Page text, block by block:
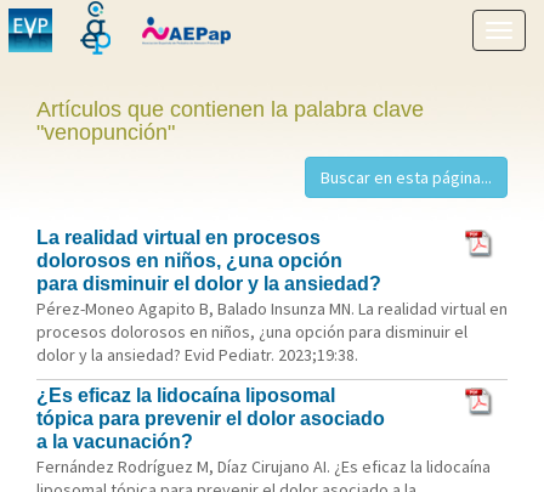
menú
Artículos que contienen la palabra clave
"venopunción"
La realidad virtual en procesos
dolorosos en niños, ¿una opción
para disminuir el dolor y la ansiedad?
Pérez-Moneo Agapito B, Balado Insunza MN. La realidad virtual en
procesos dolorosos en niños, ¿una opción para disminuir el
dolor y la ansiedad? Evid Pediatr. 2023;19:38.
¿Es eficaz la lidocaína liposomal
tópica para prevenir el dolor asociado
a la vacunación?
Fernández Rodríguez M, Díaz Cirujano AI. ¿Es eficaz la lidocaína